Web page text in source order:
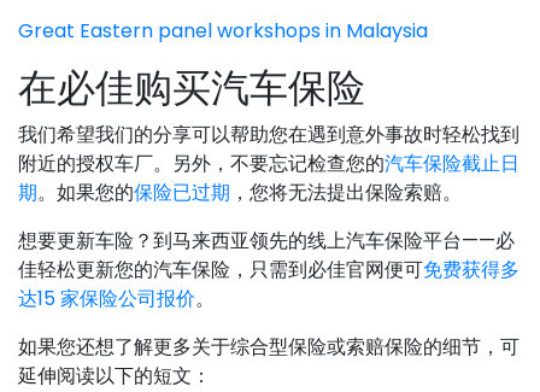
Great Eastern panel workshops in Malaysia
在必佳购买汽车保险
我们希望我们的分享可以帮助您在遇到意外事故时轻松找到
附近的授权车厂。另外，不要忘记检查您的汽车保险截止日
期。如果您的保险已过期 ，您将无法提出保险索赔。
想要更新车险？到马来西亚领先的线上汽车保险平台——必
佳轻松更新您的汽车保险，只需到必佳官网便可免费获得多
达15 家保险公司报价。
如果您还想了解更多关于综合型保险或索赔保险的细节，可
延伸阅读以下的短文：